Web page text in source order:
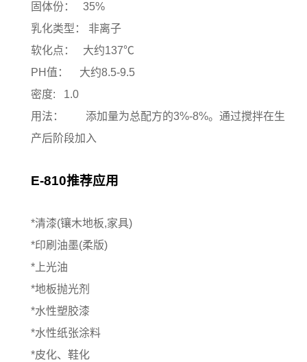
固体份： 35%
乳化类型： 非离子
软化点： 大约137℃
PH值： 大约8.5-9.5
密度: 1.0
用法： 添加量为总配方的3%-8%。通过搅拌在生
产后阶段加入
E-810推荐应用
*清漆(镶木地板,家具)
*印刷油墨(柔版)
*上光油
*地板抛光剂
*水性塑胶漆
*水性纸张涂料
*皮化、鞋化